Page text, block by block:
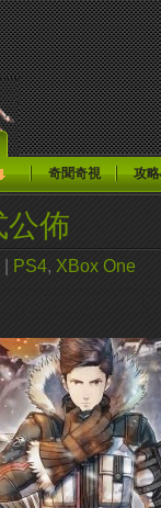
奇聞奇視 攻
公佈
| PS4, XBox One